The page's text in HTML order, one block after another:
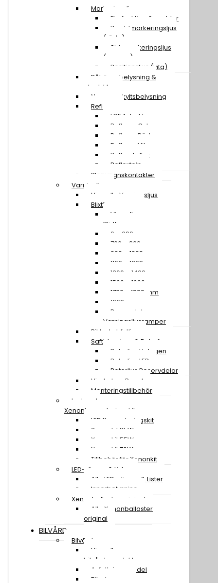
Markeringsljus
Flerfunktion & snablar
Breddmarkeringsljus
(röda)
Sidomarkeringsljus
(orange)
Positionsljus (vita)
Påhängsbelysning &
ploglyktor
Nummerskyltsbelysning
Reflexer
LGF A-traktor
Reflexer Gula
Reflexer Röda
Reflexer Vita
Reflexskyltar
Reflextejp
Släpvagnskontakter
Varningljus
Visa alla Varningsljus
Blixtljusramper
Visa alla
Blixtljusramper
0 – 699 mm
700 – 899 mm
900 – 1099 mm
1100 – 1299 mm
1300 – 1499 mm
1500 – 1699 mm
1700 – 1899 mm
1900 mm »
Reservdelar
Varningsljusramper
Riktade blixtljus
Saftblandare & Rotorljus
Rotorljus Halogen
Rotorljus LED
Rotorljus Reservdelar
Vindruta – Panel
Monteringstillbehör
Led- och
Xenonkonverteringskit
LED Konverteringskit
Xenonkit 35W
Xenonkit 55W
Xenonkit 70W
Tillbehör för Xenonkit
LED-slingor & Lister
Alla LED-slingor & Lister
Innerbelysning
Xenonballaster original
Alla Xenonballaster
original
BILVÅRD
Bilvård
Visa alla
bilvårdsprodukter
Avfettningsmedel
Bilschampo